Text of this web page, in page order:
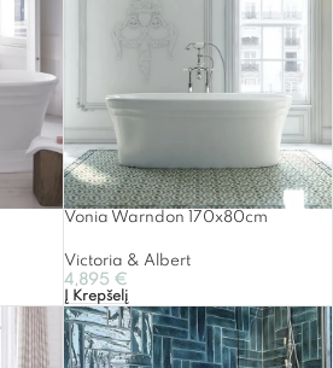
Vonia Warndon 170x80cm
Victoria & Albert
4,895 €
Į Krepšelį